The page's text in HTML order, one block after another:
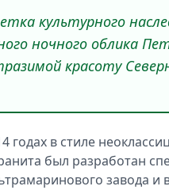
культурного
ночного облика
красоту
годах в стиле
был разработан
завода